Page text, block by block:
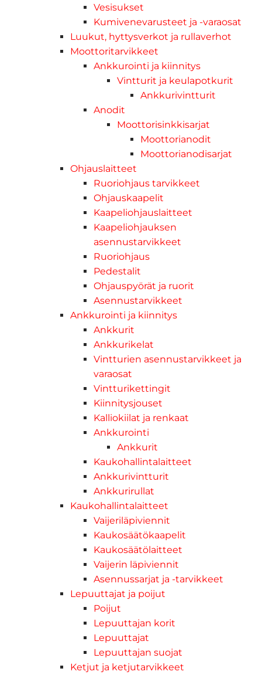
Vesisukset
Kumivenevarusteet ja -varaosat
Luukut, hyttysverkot ja rullaverhot
Moottoritarvikkeet
Ankkurointi ja kiinnitys
Vintturit ja keulapotkurit
Ankkurivintturit
Anodit
Moottorisinkkisarjat
Moottorianodit
Moottorianodisarjat
Ohjauslaitteet
Ruoriohjaus tarvikkeet
Ohjauskaapelit
Kaapeliohjauslaitteet
Kaapeliohjauksen
asennustarvikkeet
Ruoriohjaus
Pedestalit
Ohjauspyörät ja ruorit
Asennustarvikkeet
Ankkurointi ja kiinnitys
Ankkurit
Ankkurikelat
Vintturien asennustarvikkeet ja
varaosat
Vintturikettingit
Kiinnitysjouset
Kalliokiilat ja renkaat
Ankkurointi
Ankkurit
Kaukohallintalaitteet
Ankkurivintturit
Ankkurirullat
Kaukohallintalaitteet
Vaijeriläpiviennit
Kaukosäätökaapelit
Kaukosäätölaitteet
Vaijerin läpiviennit
Asennussarjat ja -tarvikkeet
Lepuuttajat ja poijut
Poijut
Lepuuttajan korit
Lepuuttajat
Lepuuttajan suojat
Ketjut ja ketjutarvikkeet